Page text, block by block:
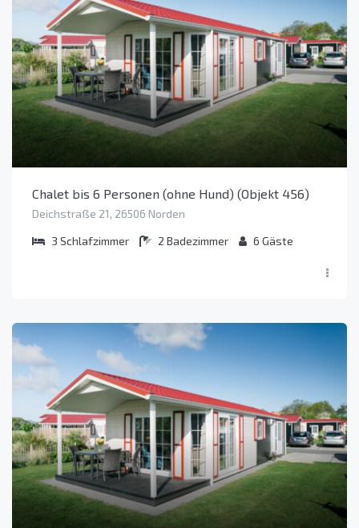
Chalet bis 6 Personen (ohne Hund) (Objekt 456)
Deichstraße 21, 26506 Norden
3 Schlafzimmer 2 Badezimmer 6 Gäste